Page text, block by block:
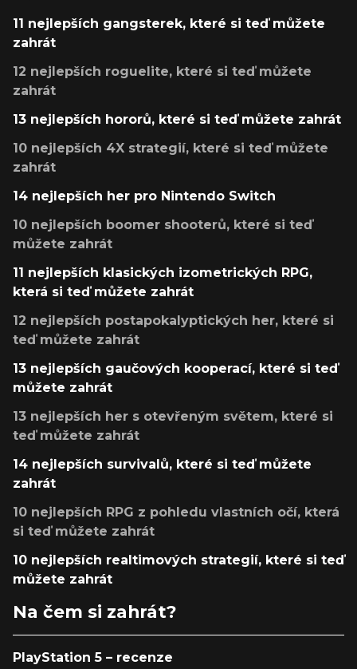
11 nejlepších gangsterek, které si teď můžete
zahrát
12 nejlepších roguelite, které si teď můžete
zahrát
13 nejlepších hororů, které si teď můžete zahrát
10 nejlepších 4X strategií, které si teď můžete
zahrát
14 nejlepších her pro Nintendo Switch
10 nejlepších boomer shooterů, které si teď
můžete zahrát
11 nejlepších klasických izometrických RPG,
která si teď můžete zahrát
12 nejlepších postapokalyptických her, které si
teď můžete zahrát
13 nejlepších gaučových kooperací, které si teď
můžete zahrát
13 nejlepších her s otevřeným světem, které si
teď můžete zahrát
14 nejlepších survivalů, které si teď můžete
zahrát
10 nejlepších RPG z pohledu vlastních očí, která
si teď můžete zahrát
10 nejlepších realtimových strategií, které si teď
můžete zahrát
Na čem si zahrát?
PlayStation 5 – recenze